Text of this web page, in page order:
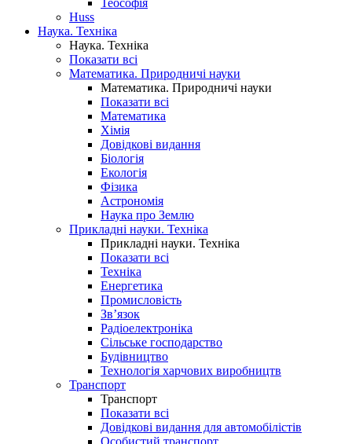
Теософія
Huss
Наука. Техніка
Наука. Техніка
Показати всі
Математика. Природничі науки
Математика. Природничі науки
Показати всі
Математика
Хімія
Довідкові видання
Біологія
Екологія
Фізика
Астрономія
Наука про Землю
Прикладні науки. Техніка
Прикладні науки. Техніка
Показати всі
Техніка
Енергетика
Промисловість
Зв’язок
Радіоелектроніка
Сільське господарство
Будівництво
Технологія харчових виробництв
Транспорт
Транспорт
Показати всі
Довідкові видання для автомобілістів
Особистий транспорт